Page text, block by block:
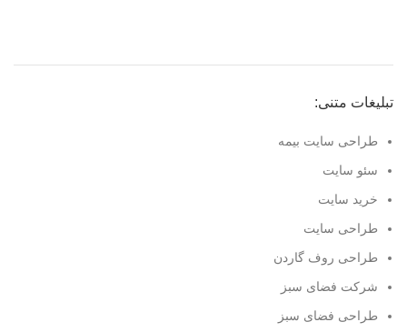
تبلیغات متنی:
طراحی سایت بیمه
سئو سایت
خرید سایت
طراحی سایت
طراحی روف گاردن
شرکت فضای سبز
طراحی فضای سبز